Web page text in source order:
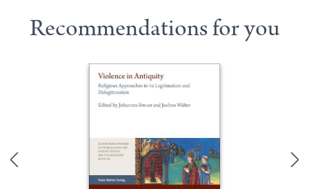
Recommendations for you